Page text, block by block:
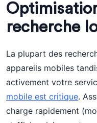
recherche
La plupart des
appareils mobiles
activement votre
mobile est critique.
charge rapidement